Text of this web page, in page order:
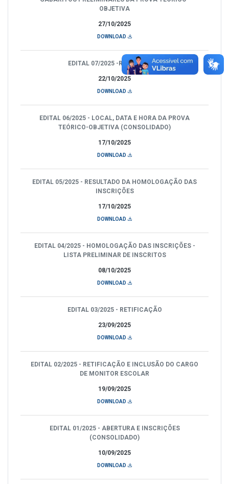
27/10/2025
OBJETIVA
DOWNLOAD
22/10/2025
EDITAL 07/2025 -RETIFICAÇÃO
DOWNLOAD
17/10/2025
EDITAL 06/2025 - LOCAL, DATA E HORA DA PROVA
TEÓRICO-OBJETIVA (CONSOLIDADO)
DOWNLOAD
17/10/2025
EDITAL 05/2025 - RESULTADO DA HOMOLOGAÇÃO DAS
INSCRIÇÕES
DOWNLOAD
08/10/2025
EDITAL 04/2025 - HOMOLOGAÇÃO DAS INSCRIÇÕES -
LISTA PRELIMINAR DE INSCRITOS
DOWNLOAD
23/09/2025
EDITAL 03/2025 - RETIFICAÇÃO
DOWNLOAD
19/09/2025
EDITAL 02/2025 - RETIFICAÇÃO E INCLUSÃO DO CARGO
DE MONITOR ESCOLAR
DOWNLOAD
10/09/2025
EDITAL 01/2025 - ABERTURA E INSCRIÇÕES
(CONSOLIDADO)
DOWNLOAD